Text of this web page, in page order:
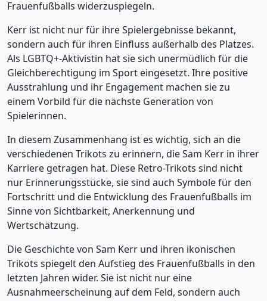
Frauenfußballs widerzuspiegeln.
Kerr ist nicht nur für ihre Spielergebnisse bekannt,
sondern auch für ihren Einfluss außerhalb des Platzes.
Als LGBTQ+-Aktivistin hat sie sich unermüdlich für die
Gleichberechtigung im Sport eingesetzt. Ihre positive
Ausstrahlung und ihr Engagement machen sie zu
einem Vorbild für die nächste Generation von
Spielerinnen.
In diesem Zusammenhang ist es wichtig, sich an die
verschiedenen Trikots zu erinnern, die Sam Kerr in ihrer
Karriere getragen hat. Diese Retro-Trikots sind nicht
nur Erinnerungsstücke, sie sind auch Symbole für den
Fortschritt und die Entwicklung des Frauenfußballs im
Sinne von Sichtbarkeit, Anerkennung und
Wertschätzung.
Die Geschichte von Sam Kerr und ihren ikonischen
Trikots spiegelt den Aufstieg des Frauenfußballs in den
letzten Jahren wider. Sie ist nicht nur eine
Ausnahmeerscheinung auf dem Feld, sondern auch